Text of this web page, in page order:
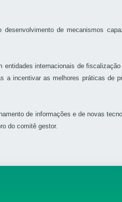
de mecanismos
internacionais de
incentivar as melhores práticas de
de informações e de novas
do comitê gestor.